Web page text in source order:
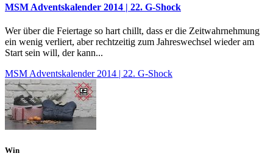
MSM Adventskalender 2014 | 22. G-Shock
Wer über die Feiertage so hart chillt, dass er die Zeitwahrnehmung
ein wenig verliert, aber rechtzeitig zum Jahreswechsel wieder am
Start sein will, der kann...
MSM Adventskalender 2014 | 22. G-Shock
Win